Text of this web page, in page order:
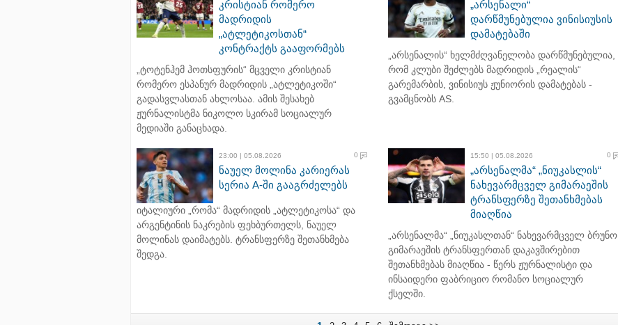
კრისტიან რომერო
მადრიდის
„ატლეტიკოსთან“
კონტრაქტს გააფორმებს
„ტოტენჰემ ჰოთსფურის“ მცველი კრისტიან
რომერო ესპანურ მადრიდის „ატლეტიკოში“
გადასვლასთან ახლოსაა. ამის შესახებ
ჟურნალისტმა ნიკოლო სკირამ სოციალურ
მედიაში განაცხადა.
„არსენალი“
დარწმუნებულია ვინისიუსის
დამატებაში
„არსენალის“ ხელმძღვანელობა დარწმუნებულია,
რომ კლუბი შეძლებს მადრიდის „რეალის“
გარემარბის, ვინისიუს ჟუნიორის დამატებას -
გვამცნობს AS.
23:00 | 05.08.2026 0
ნაუელ მოლინა კარიერას
სერია A-ში გააგრძელებს
იტალიური „რომა“ მადრიდის „ატლეტიკოსა“ და
არგენტინის ნაკრების ფეხბურთელს, ნაუელ
მოლინას დაიმატებს. ტრანსფერზე შეთანხმება
შედგა.
15:50 | 05.08.2026 0
„არსენალმა“ „ნიუკასლის“
ნახევარმცველ გიმარაეშის
ტრანსფერზე შეთანხმებას
მიაღწია
„არსენალმა“ „ნიუკასლთან“ ნახევარმცველ ბრუნო
გიმარაეშის ტრანსფერთან დაკავშირებით
შეთანხმებას მიაღწია - წერს ჟურნალისტი და
ინსაიდერი ფაბრიციო რომანო სოციალურ
ქსელში.